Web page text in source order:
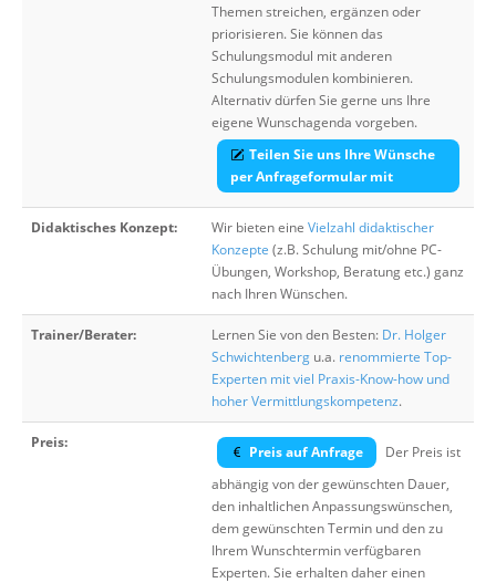
Themen streichen, ergänzen oder
priorisieren. Sie können das
Schulungsmodul mit anderen
Schulungsmodulen kombinieren.
Alternativ dürfen Sie gerne uns Ihre
eigene Wunschagenda vorgeben.
Teilen Sie uns Ihre Wünsche
per Anfrageformular mit
Didaktisches Konzept: Wir bieten eine Vielzahl didaktischer
Konzepte (z.B. Schulung mit/ohne PC-
Übungen, Workshop, Beratung etc.) ganz
nach Ihren Wünschen.
Trainer/Berater: Lernen Sie von den Besten: Dr. Holger
Schwichtenberg u.a. renommierte Top-
Experten mit viel Praxis-Know-how und
hoher Vermittlungskompetenz.
Preis:
Preis auf Anfrage
Der Preis ist
abhängig von der gewünschten Dauer,
den inhaltlichen Anpassungswünschen,
dem gewünschten Termin und den zu
Ihrem Wunschtermin verfügbaren
Experten. Sie erhalten daher einen